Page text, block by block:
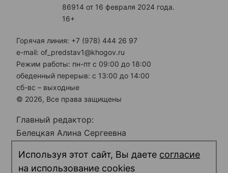
86914 от 16 февраля 2024 года.
16+
Горячая линия: +7 (978) 444 26 97
e-mail: of_predstav1@khogov.ru
Режим работы: пн-пт с 09:00 до 18:00
обеденный перерыв: с 13:00 до 14:00
сб-вс – выходные
© 2026, Все права защищены
Главный редактор:
Белецкая Алина Сергеевна
predstav_rk@khogov.ru
Используя этот сайт, Вы даете согласие
на использование cookies